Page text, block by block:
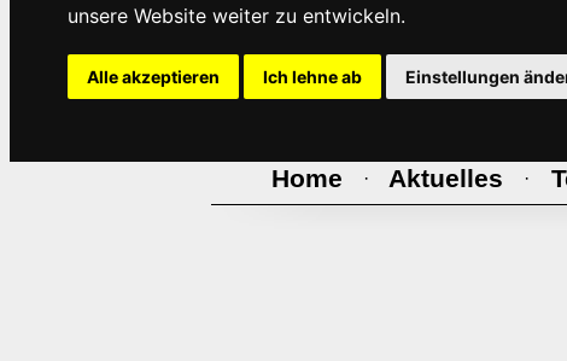
unsere Website weiter zu entwickeln.
Alle akzeptieren Ich lehne ab Einstellungen
Home · Aktuelles ·